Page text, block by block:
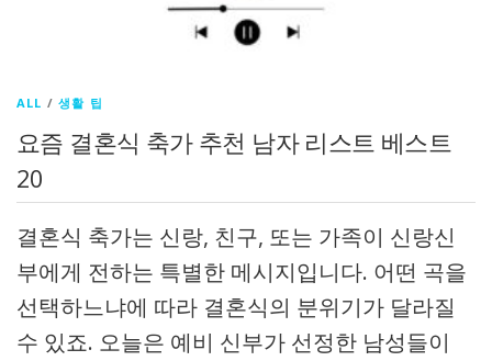
ALL /생활 팁
요즘 결혼식 축가 추천 남자 리스트 베스트
20
결혼식 축가는 신랑, 친구, 또는 가족이 신랑신
부에게 전하는 특별한 메시지입니다. 어떤 곡을
선택하느냐에 따라 결혼식의 분위기가 달라질
수 있죠. 오늘은 예비 신부가 선정한 남성들이